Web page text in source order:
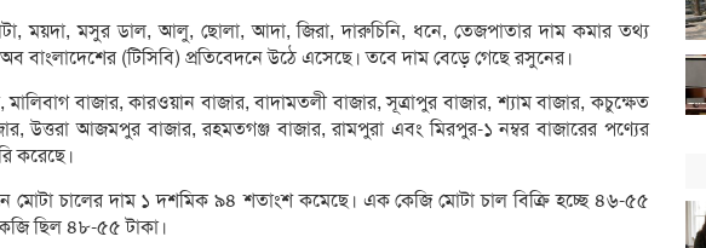
ময়দা, মসুর ডাল, আলু, ছোলা, আদা, জিরা, দারুচিনি, ধনে, তেজপাতার দাম কমার তথ্য
অব বাংলাদেশের (টিসিবি) প্রতিবেদনে উঠে এসেছে। তবে দাম বেড়ে গেছে রসুনের।
মালিবাগ বাজার, কারওয়ান বাজার, বাদামতলী বাজার, সূত্রাপুর বাজার, শ্যাম বাজার, কচুক্ষেত
উত্তরা আজমপুর বাজার, রহমতগঞ্জ বাজার, রামপুরা এবং মিরপুর-১ নম্বর বাজারের পণ্যের
করেছে।
মোটা চালের দাম ১ দশমিক ৯৪ শতাংশ কমেছে। এক কেজি মোটা চাল বিক্রি হচ্ছে ৪৬-৫৫
ছিল ৪৮-৫৫ টাকা।